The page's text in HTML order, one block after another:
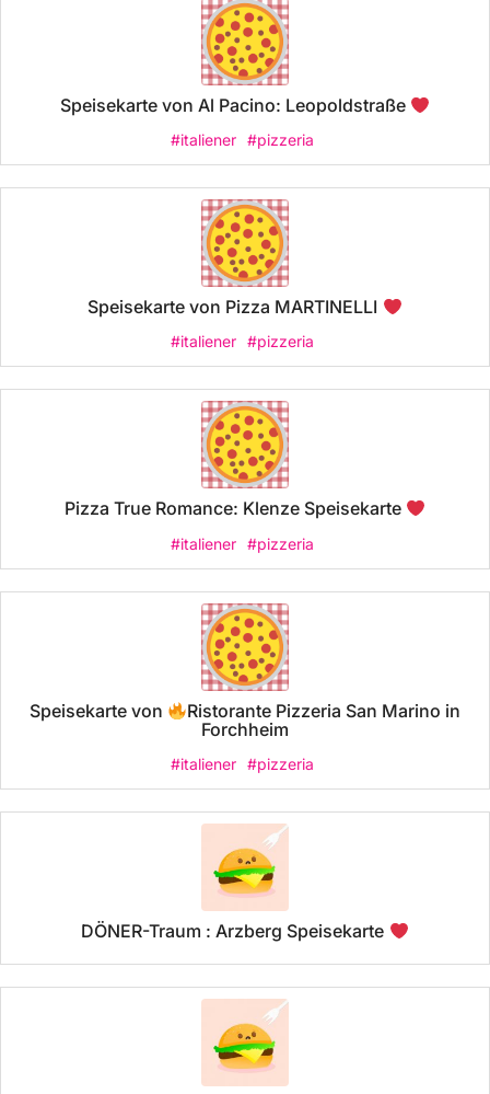
Speisekarte von Al Pacino: Leopoldstraße
#italiener #pizzeria
Speisekarte von Pizza MARTINELLI
#italiener #pizzeria
Pizza True Romance: Klenze Speisekarte
#italiener #pizzeria
Speisekarte von
Ristorante Pizzeria San Marino in
Forchheim
#italiener #pizzeria
DÖNER-Traum : Arzberg Speisekarte